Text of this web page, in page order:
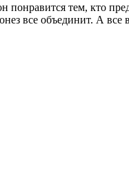
тем, кто
все объединит. А все